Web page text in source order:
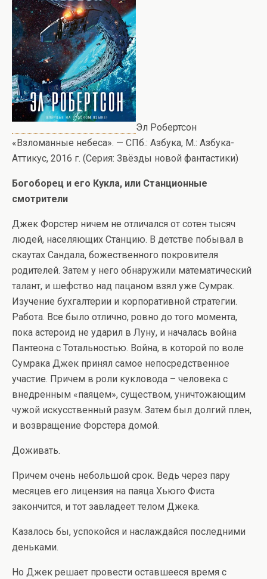
Эл Робертсон
«Взломанные небеса». — СПб.: Азбука, М.: Азбука-
Аттикус, 2016 г. (Серия: Звёзды новой фантастики)
Богоборец и его Кукла, или Станционные
смотрители
Джек Форстер ничем не отличался от сотен тысяч
людей, населяющих Станцию. В детстве побывал в
скаутах Сандала, божественного покровителя
родителей. Затем у него обнаружили математический
талант, и шефство над пацаном взял уже Сумрак.
Изучение бухгалтерии и корпоративной стратегии.
Работа. Все было отлично, ровно до того момента,
пока астероид не ударил в Луну, и началась война
Пантеона с Тотальностью. Война, в которой по воле
Сумрака Джек принял самое непосредственное
участие. Причем в роли кукловода – человека с
внедренным «паяцем», существом, уничтожающим
чужой искусственный разум. Затем был долгий плен,
и возвращение Форстера домой.
Доживать.
Причем очень небольшой срок. Ведь через пару
месяцев его лицензия на паяца Хьюго Фиста
закончится, и тот завладеет телом Джека.
Казалось бы, успокойся и наслаждайся последними
деньками.
Но Джек решает провести оставшееся время с